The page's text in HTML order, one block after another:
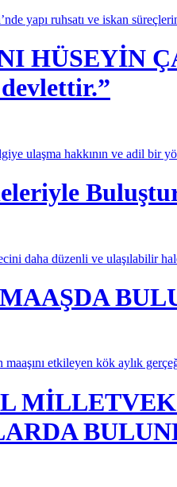
yapı ruhsatı ve iskan
HÜSEYİN
ulaşma hakkının ve adil bir
daha düzenli ve ulaşılabilir
etkileyen kök aylık